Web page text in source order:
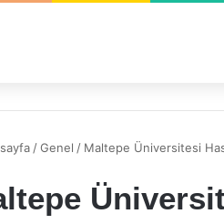
/Genel / Maltepe Üniversitesi